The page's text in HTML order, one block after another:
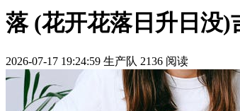
落 (花开花落日升日没
2026-07-17 19:24:59 生产队 2136 阅读